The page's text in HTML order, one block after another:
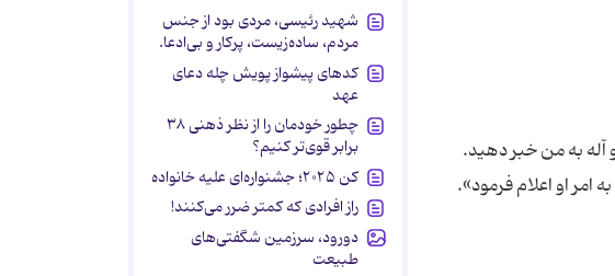
آله به من خبر دهید.
شهید رئیسی، مردی بود از جنس
مردم، ساده‌زیست، پرکار و بی‌ادعا.
کدهای پیشواز پویش چله دعای
عهد
چطور خودمان را از نظر ذهنی ۳۸
برابر قوی‌تر کنیم؟
کن ۲۰۲۵؛ جشنواره‌ای علیه خانواده
راز افرادی که کمتر ضرر می‌کنند!
دورود، سرزمین شگفتی‌های
طبیعت